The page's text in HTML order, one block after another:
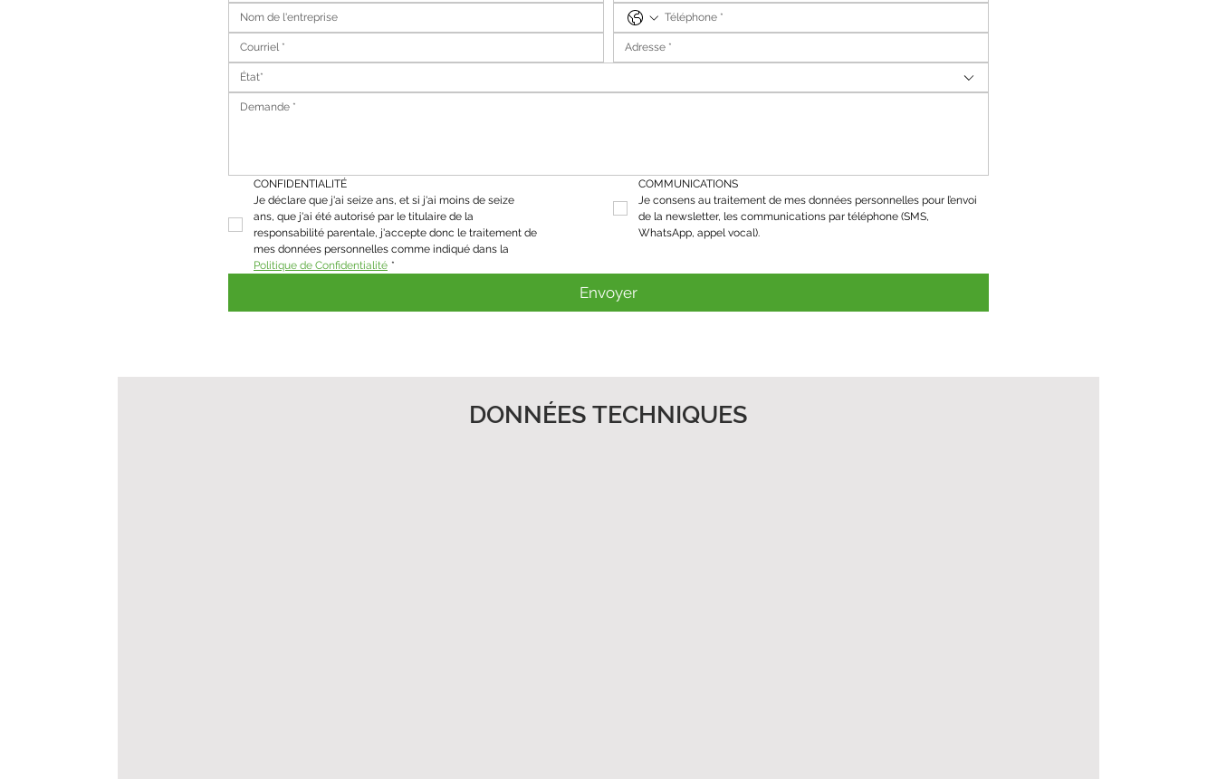
État*
CONFIDENTIALITÉ
Je déclare que j'ai seize ans, et si j'ai moins de seize
ans, que j'ai été autorisé par le titulaire de la
responsabilité parentale, j'accepte donc le traitement de
Politique de Confidentialité *
COMMUNICATIONS
Je consens au traitement de mes données personnelles pour l’envoi
de la newsletter, les communications par téléphone (SMS,
WhatsApp, appel vocal).
Envoyer
DONNÉES TECHNIQUES